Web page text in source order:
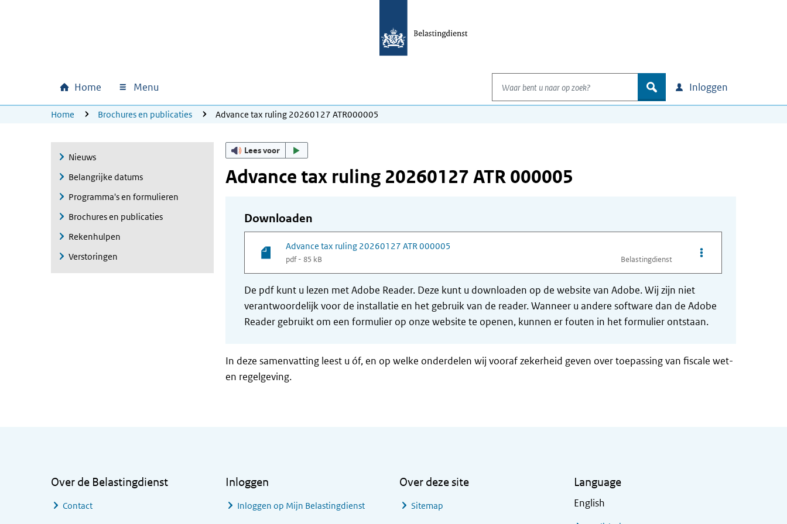
Hoofdnavigatie
Home Menu
Waar bent u naar op zoek?
zoek Inloggen
U bevindt zich hier:
Home Brochures en publicaties Advance tax ruling 20260127 ATR000005
Nieuws
Belangrijke datums
Programma's en formulieren
Brochures en publicaties
Rekenhulpen
Verstoringen
Lees voor
Advance tax ruling 20260127 ATR 000005
Downloaden
Advance tax ruling 20260127 ATR 000005
pdf - 85 kB Belastingdienst
Opties van bestand
De pdf kunt u lezen met Adobe Reader. Deze kunt u downloaden op de website van Adobe. Wij zijn niet
verantwoordelijk voor de installatie en het gebruik van de reader. Wanneer u andere software dan de Adobe
Reader gebruikt om een formulier op onze website te openen, kunnen er fouten in het formulier ontstaan.
In deze samenvatting leest u óf, en op welke onderdelen wij vooraf zekerheid geven over toepassing van fiscale wet-
en regelgeving.
Over de Belastingdienst
Contact
Inloggen
Inloggen op Mijn Belastingdienst
Over deze site
Sitemap
Language
English